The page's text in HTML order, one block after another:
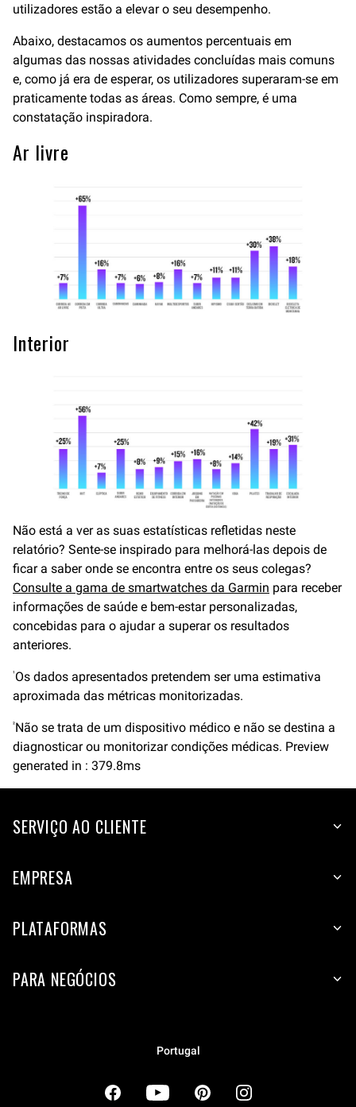
utilizadores estão a elevar o seu desempenho.
Abaixo, destacamos os aumentos percentuais em
algumas das nossas atividades concluídas mais comuns
e, como já era de esperar, os utilizadores superaram-se em
praticamente todas as áreas. Como sempre, é uma
constatação inspiradora.
Ar livre
Interior
Não está a ver as suas estatísticas refletidas neste
relatório? Sente-se inspirado para melhorá-las depois de
ficar a saber onde se encontra entre os seus colegas?
Consulte a gama de smartwatches da Garmin para receber
informações de saúde e bem-estar personalizadas,
concebidas para o ajudar a superar os resultados
anteriores.
¹ Os dados apresentados pretendem ser uma estimativa
aproximada das métricas monitorizadas.
²Não se trata de um dispositivo médico e não se destina a
diagnosticar ou monitorizar condições médicas. Preview
generated in : 379.8ms
SERVIÇO AO CLIENTE
EMPRESA
PLATAFORMAS
PARA NEGÓCIOS
Portugal